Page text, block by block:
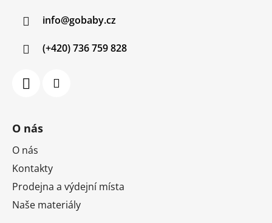
info@gobaby.cz
(+420) 736 759 828
O nás
O nás
Kontakty
Prodejna a výdejní místa
Naše materiály